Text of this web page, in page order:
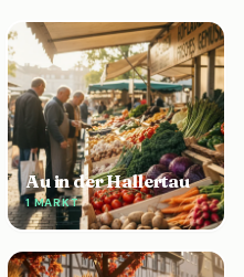
Au in der Hallertau
1 MARKT